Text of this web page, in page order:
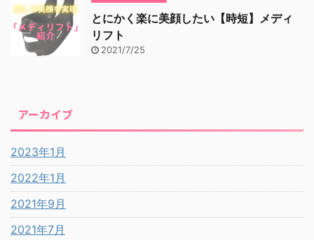
とにかく楽に美顔したい【時短】メディ
リフト
2021/7/25
アーカイブ
2023年1月
2022年1月
2021年9月
2021年7月